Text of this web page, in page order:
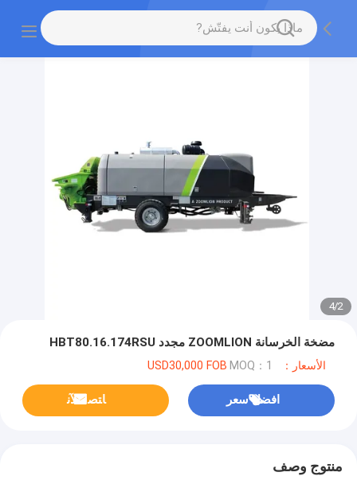
2
/
4
مضخة الخرسانة ZOOMLION مجدد HBT80.16.174RSU
الأسعار：USD30,000 FOB MOQ：1
افضل سعر ﺎﺘﺼﻟ ﺍﻶﻧ
منتوج وصف